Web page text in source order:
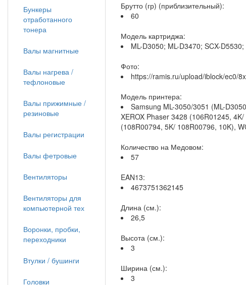
Брутто (гр) (приблизительный):
60
Модель картриджа:
ML-D3050; ML-D3470; SCX-
Фото:
https://ramis.ru/upload/iblock/ec0/
Модель принтера:
Samsung ML-3050/3051 (ML-
XEROX Phaser 3428 (106R01245,
(108R00794, 5K/ 108R00796, 10K),
Количество на Медовом:
57
EAN13:
4673751362145
Длина (см.):
26,5
Высота (см.):
3
Ширина (см.):
3
Бункеры
отработанного
тонера
Валы магнитные
Валы нагрева /
тефлоновые
Валы прижимные /
резиновые
Валы регистрации
Валы фетровые
Вентиляторы
Вентиляторы для
компьютерной тех
Воронки, пробки,
переходники
Втулки / бушинги
Головки